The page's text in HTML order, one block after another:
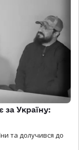
за Україну:
та долучився до